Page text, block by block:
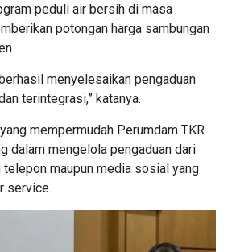
peduli air bersih di masa
potongan harga sambungan
menyelesaikan pengaduan
terintegrasi,” katanya.
mempermudah Perumdam TKR
dalam mengelola pengaduan dari
telepon maupun media sosial yang
service.